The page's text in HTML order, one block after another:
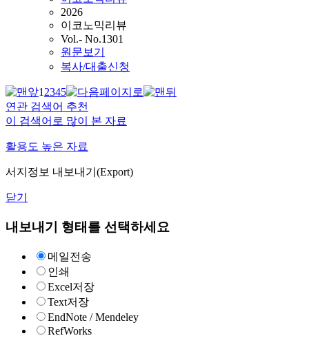
2026
이코노믹리뷰
Vol.- No.1301
원문보기
복사/대출신청
12345
연관 검색어 추천
이 검색어로 많이 본 자료
활용도 높은 자료
서지정보 내보내기(Export)
닫기
내보내기 형태를 선택하세요
메일전송
인쇄
Excel저장
Text저장
EndNote / Mendeley
RefWorks